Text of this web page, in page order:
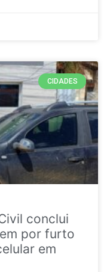
CIDADES
conclui
por furto
em